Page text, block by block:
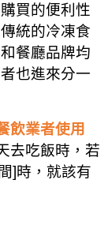
買的便利性
統的冷凍食
餐廳品牌均
也進來分一
飲業者使用
去吃飯時，若
]時，就該有